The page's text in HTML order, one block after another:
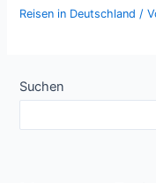
Reisen in Deutschland /
Suchen